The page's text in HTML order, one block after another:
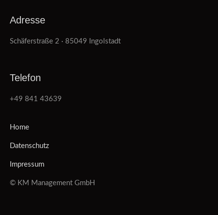
Adresse
Schäferstraße 2 · 85049 Ingolstadt
Telefon
+49 841 43639
Home
Datenschutz
Impressum
© KM Management GmbH